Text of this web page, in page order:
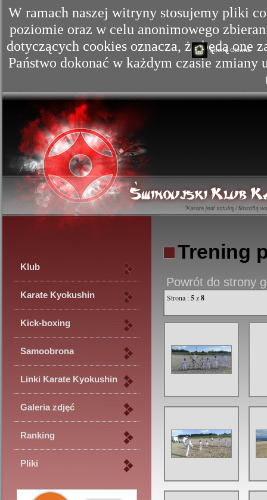
W ramach naszej witryny stosujemy pliki
poziomie oraz w celu anonimowego
dotyczących cookies oznacza, że będą one
Państwo dokonać w każdym czasie
Strona Główna
Klub
Karate Kyokushin
Kick-boxing
Samoobrona
Linki Karate Kyokushin
Galeria zdjęć
Ranking
Pliki
Trening
Powrót do strony
Strona :5z8